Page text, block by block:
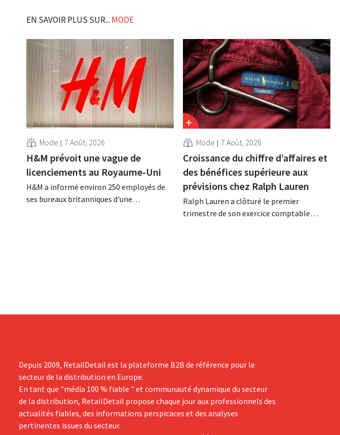
EN SAVOIR PLUS SUR... MODE
Mode 7 Août, 2026
H&M prévoit une vague de
licenciements au Royaume-Uni
H&M a informé environ 250 employés de
ses bureaux britanniques d'une
Mode 7 Août, 2026
Croissance du chiffre d’affaires et
des bénéfices supérieure aux
prévisions chez Ralph Lauren
Ralph Lauren a clôturé le premier
trimestre de son exercice comptable
Depuis 2009, RetailDetail est la plateforme B2B de référence pour le
secteur de la distribution en Europe.
En tant que "média 100 % fiable " et communauté dynamique du secteur
de la distribution, RetailDetail propose chaque jour aux professionnels des
actualités fiables, des informations perspicaces et des analyses
pertinentes issues du secteur.